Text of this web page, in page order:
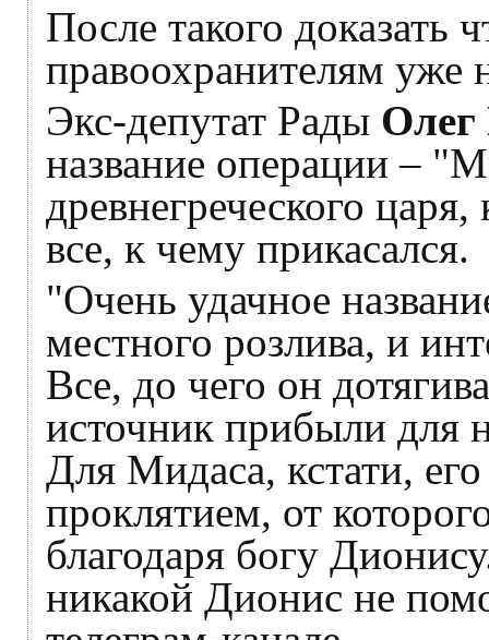
После такого доказать
правоохранителям уже
Экс-депутат Рады Олег
название операции –
древнегреческого
все, к чему прикасался.
"Очень удачное
местного розлива, и
Все, до чего он
источник прибыли для
Для Мидаса, кстати,
проклятием, от
благодаря богу
никакой Дионис не